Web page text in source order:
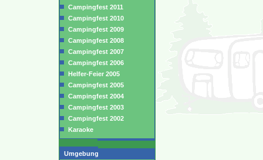
Campingfest 2011
Campingfest 2010
Campingfest 2009
Campingfest 2008
Campingfest 2007
Campingfest 2006
Helfer-Feier 2005
Campingfest 2005
Campingfest 2004
Campingfest 2003
Campingfest 2002
Karaoke
Umgebung